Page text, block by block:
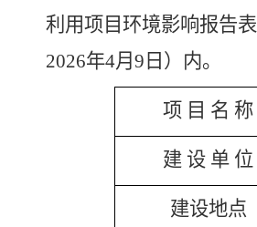
利用项目环境影响报告表
2026年4月 9 日）内。
项 目 名 称
建 设 单 位
建设地点